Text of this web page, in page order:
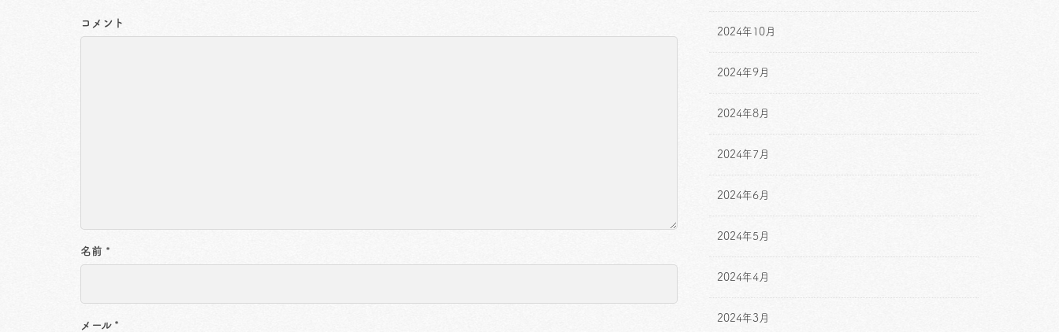
コメント
名前 *
メール *
2024年10月
2024年9月
2024年8月
2024年7月
2024年6月
2024年5月
2024年4月
2024年3月